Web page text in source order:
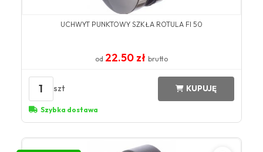
UCHWYT PUNKTOWY SZKŁA ROTULA FI 50
od 22.50 zł brutto
1 szt KUPUJĘ
Szybka dostawa